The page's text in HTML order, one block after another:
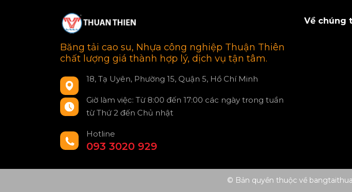
Băng tải cao su, Nhựa công nghiệp Thuận Thiên
chất lượng giá thành hợp lý, dịch vụ tận tâm.
18, Tạ Uyên, Phường 15, Quận 5, Hồ Chí Minh
Giờ làm việc: Từ 8:00 đến 17:00 các ngày trong tuần
từ Thứ 2 đến Chủ nhật
Hotline
093 3020 929
Về chúng
© Bản quyền thuộc về